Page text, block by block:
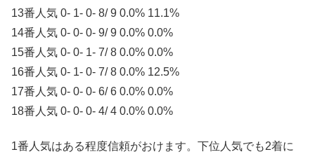
13番人気 0- 1- 0- 8/ 9 0.0% 11.1%
14番人気 0- 0- 0- 9/ 9 0.0% 0.0%
15番人気 0- 0- 1- 7/ 8 0.0% 0.0%
16番人気 0- 1- 0- 7/ 8 0.0% 12.5%
17番人気 0- 0- 0- 6/ 6 0.0% 0.0%
18番人気 0- 0- 0- 4/ 4 0.0% 0.0%
1番人気はある程度信頼がおけます。下位人気でも2着に